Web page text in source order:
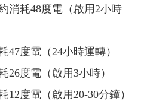
消耗48度電（啟用2小時
47度電（24小時運轉）
26度電（啟用3小時）
12度電（啟用20-30分鐘）